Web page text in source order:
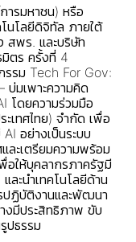
รมหาชน) หรือ
นโลยีดิจิทัล ภายใต้
สพร. และบริษัท
มิตร ครั้งที่ 4
รม Tech For Gov:
มเพาะความคิด
โดยความร่วมมือ
เทศไทย) จำกัด เพื่อ
อย่างเป็นระบบ
ละเตรียมความพร้อม
อให้บุคลากรภาครัฐมี
ะนำเทคโนโลยีด้าน
ปฏิบัติงานและพัฒนา
งมีประสิทธิภาพ ขับ
ปธรรม